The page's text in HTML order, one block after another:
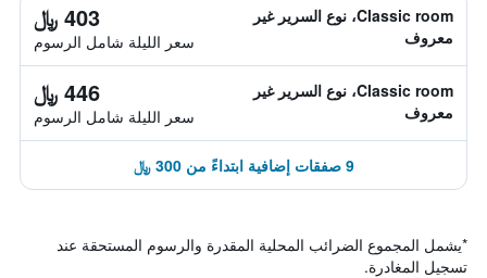
Classic room، نوع السرير غير
معروف
403 ﷼
سعر الليلة شامل الرسوم
Classic room، نوع السرير غير
معروف
446 ﷼
سعر الليلة شامل الرسوم
9 صفقات إضافية ابتداءً من 300 ﷼
*يشمل المجموع الضرائب المحلية المقدرة والرسوم المستحقة عند
تسجيل المغادرة.